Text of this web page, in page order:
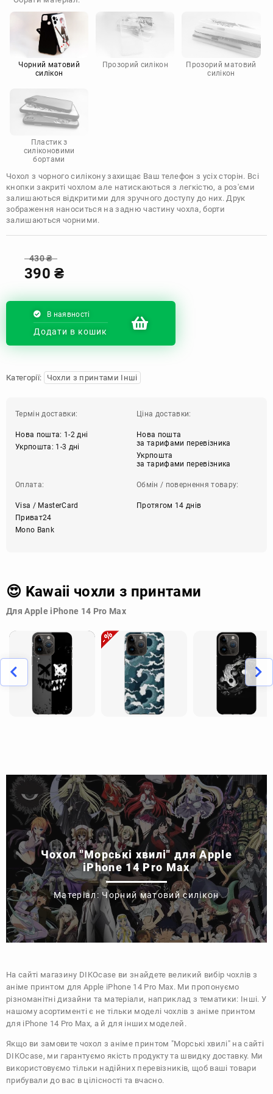
Doogee
Infinix
Sony
Motorola
Чорний матовий
силікон
Прозорий силікон
Прозорий матовий
силікон
Пластик з
силіконовими
бортами
Чохол з чорного силікону захищає Ваш телефон з усіх сторін. Всі
кнопки закриті чохлом але натискаються з легкістю, а роз'єми
залишаються відкритими для зручного доступу до них. Друк
зображення наноситься на задню частину чохла, борти
залишаються чорними.
430₴
390₴
В наявності
Додати в кошик
Категорії: Чохли з принтами Інші
Термін доставки:
Нова пошта: 1-2 дні
Укрпошта: 1-3 дні
Ціна доставки:
Нова пошта
за тарифами перевізника
Укрпошта
за тарифами перевізника
Оплата:
Visa / MasterCard
Приват24
Mono Bank
Обмін / повернення товару:
Протягом 14 днів
😍 Kawaii чохли з принтами
Для Apple iPhone 14 Pro Max
Чохол "Морські хвилі" для Apple
iPhone 14 Pro Max
Матеріал: Чорний матовий силікон
На сайті магазину DIKOcase ви знайдете великий вибір чохлів з
аніме принтом для Apple iPhone 14 Pro Max. Ми пропонуємо
різноманітні дизайни та матеріали, наприклад з тематики: Інші. У
нашому асортименті є не тільки моделі чохлів з аніме принтом
для iPhone 14 Pro Max, а й для інших моделей.
Якщо ви замовите чохол з аніме принтом "Морські хвилі" на сайті
DIKOcase, ми гарантуємо якість продукту та швидку доставку. Ми
використовуємо тільки надійних перевізників, щоб ваші товари
прибували до вас в цілісності та вчасно.